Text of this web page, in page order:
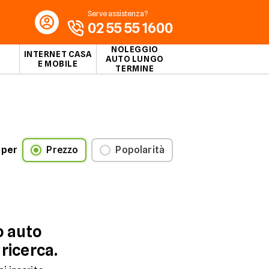
INTERNET CASA
E MOBILE
NOLEGGIO
AUTO LUNGO
TERMINE
Serve assistenza?
02 55 55 1600
per Prezzo Popolarità
auto